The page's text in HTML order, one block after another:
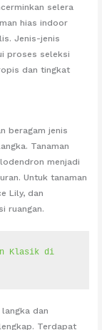
selera
hias indoor
Jenis-jenis
proses seleksi
dan tingkat
beragam jenis
Tanaman
menjadi
Untuk tanaman
Lily, dan
ruangan.
Klasik di
dan
Terdapat